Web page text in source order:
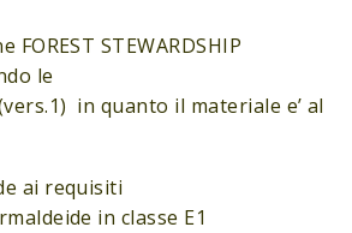
STEWARDSHIP
le
in quanto il materiale e’ al
ai requisiti
in classe E1